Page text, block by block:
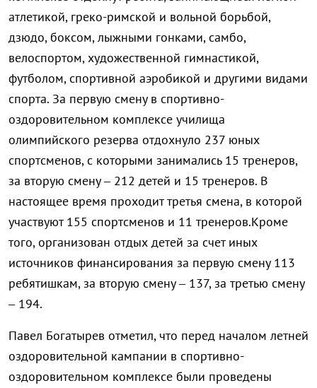
атлетикой, греко-римской и вольной борьбой,
дзюдо, боксом, лыжными гонками, самбо,
велоспортом, художественной гимнастикой,
футболом, спортивной аэробикой и другими видами
спорта. За первую смену в спортивно-
оздоровительном комплексе училища
олимпийского резерва отдохнуло 237 юных
спортсменов, с которыми занимались 15 тренеров,
за вторую смену – 212 детей и 15 тренеров. В
настоящее время проходит третья смена, в которой
участвуют 155 спортсменов и 11 тренеров.Кроме
того, организован отдых детей за счет иных
источников финансирования за первую смену 113
ребятишкам, за вторую смену – 137, за третью смену
– 194.
Павел Богатырев отметил, что перед началом летней
оздоровительной кампании в спортивно-
оздоровительном комплексе были проведены